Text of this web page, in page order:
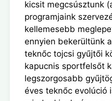
kicsit megcsúsztunk
programjaink
kellemesebb
ennyien bekerültünk
teknőc tojcsi gyűjtői
kapucnis sportfelsőt
legszorgosabb
éves teknőc evolúció